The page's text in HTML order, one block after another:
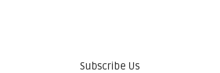
Subscribe Us